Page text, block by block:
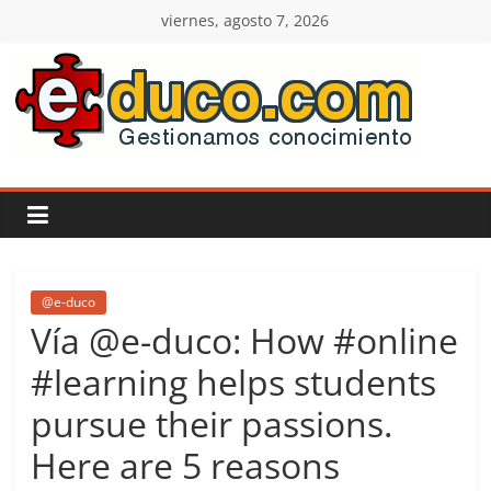
contenido
viernes, agosto 7, 2026
E-
duco:
Gestión
del
Conocimiento
Learn
more.
Do
@e-duco
Vía @e-duco: How #online
#learning helps students
pursue their passions.
Here are 5 reasons